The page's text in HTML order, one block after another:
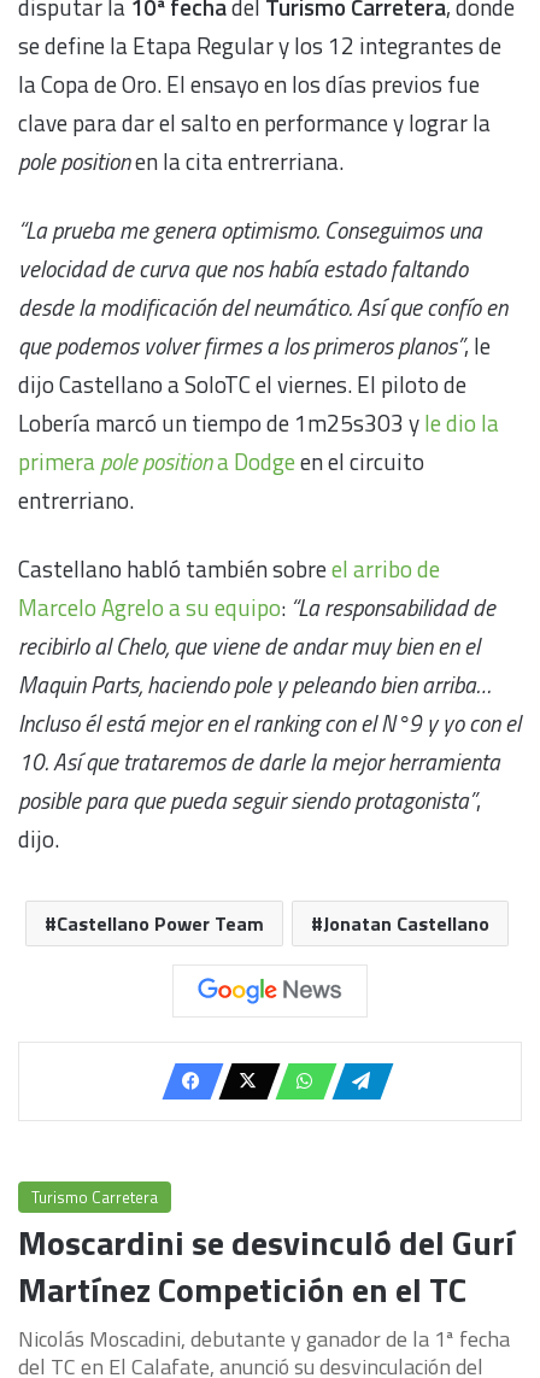
se define la Etapa Regular y los 12 integrantes de
la Copa de Oro. El ensayo en los días previos fue
clave para dar el salto en performance y lograr la
pole positionen la cita entrerriana.
“La prueba me genera optimismo. Conseguimos una
velocidad de curva que nos había estado faltando
desde la modificación del neumático. Así que confío en
que podemos volver firmes a los primeros planos”, le
dijo Castellano a SoloTC el viernes. El piloto de
Lobería marcó un tiempo de 1m25s303 yle dio la
primerapole positiona Dodgeen el circuito
entrerriano.
Castellano habló también sobreel arribo de
Marcelo Agrelo a su equipo: “La responsabilidad de
recibirlo al Chelo, que viene de andar muy bien en el
Maquin Parts, haciendo pole y peleando bien arriba…
Incluso él está mejor en el ranking con el N°9 y yo con el
10. Así que trataremos de darle la mejor herramienta
posible para que pueda seguir siendo protagonista”,
dijo.
Castellano Power Team Jonatan Castellano